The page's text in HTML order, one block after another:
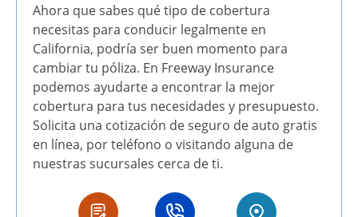
Ahora que sabes qué tipo de cobertura
necesitas para conducir legalmente en
California, podría ser buen momento para
cambiar tu póliza. En Freeway Insurance
podemos ayudarte a encontrar la mejor
cobertura para tus necesidades y presupuesto.
Solicita una cotización de seguro de auto gratis
en línea, por teléfono o visitando alguna de
nuestras sucursales cerca de ti.